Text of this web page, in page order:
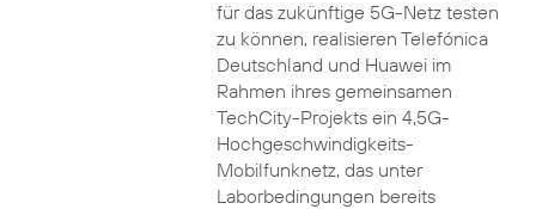
für das zukünftige 5G-Netz testen
zu können, realisieren Telefónica
Deutschland und Huawei im
Rahmen ihres gemeinsamen
TechCity-Projekts ein 4,5G-
Hochgeschwindigkeits-
Mobilfunknetz, das unter
Laborbedingungen bereits